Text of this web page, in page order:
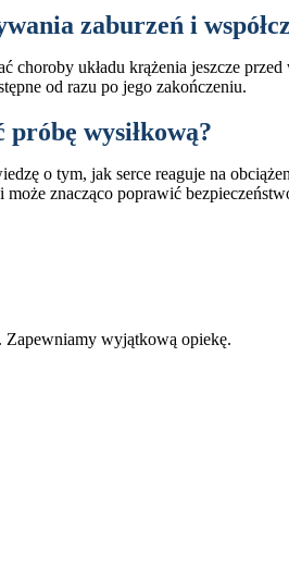
zaburzeń i
choroby układu krążenia jeszcze
od razu po jego zakończeniu.
wysiłkową?
o tym, jak serce reaguje na
znacząco poprawić
Zapewniamy wyjątkową opiekę.